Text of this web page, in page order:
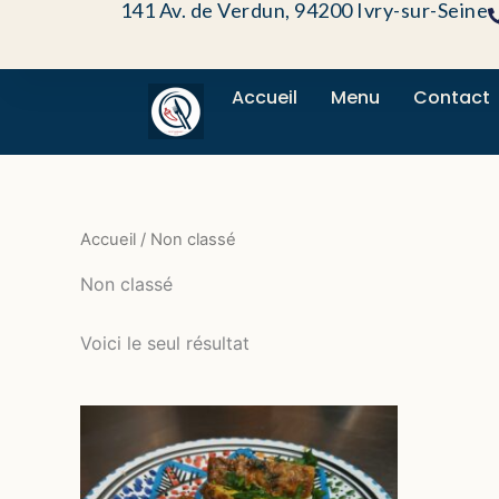
contenu
141 Av. de Verdun, 94200 Ivry-sur-Seine
Accueil Menu Contact
Accueil / Non classé
Non classé
Voici le seul résultat